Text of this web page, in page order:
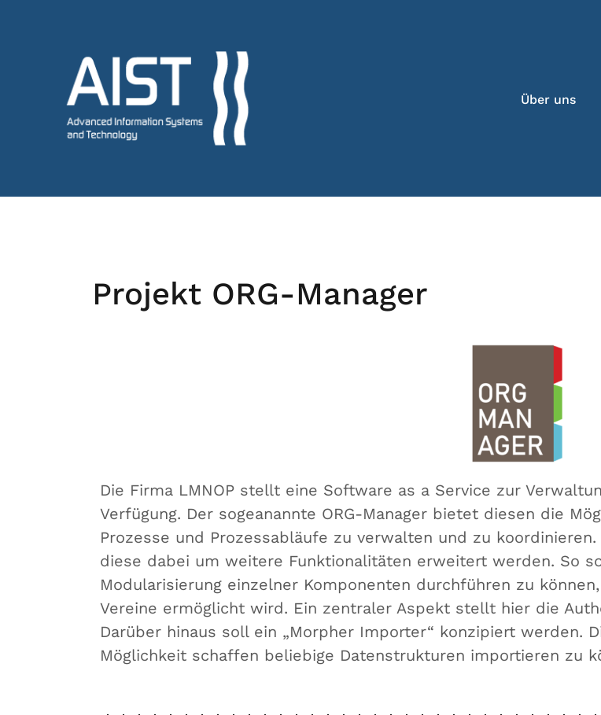
Über uns
Projekt ORG-Manager
Die Firma LMNOP stellt eine Software as a Service zur
Verfügung. Der sogeanannte ORG-Manager bietet diesen die
Prozesse und Prozessabläufe zu verwalten und zu
diese dabei um weitere Funktionalitäten erweitert werden. So
Modularisierung einzelner Komponenten durchführen zu
Vereine ermöglicht wird. Ein zentraler Aspekt stellt hier die
Darüber hinaus soll ein „Morpher Importer“ konzipiert werden.
Möglichkeit schaffen beliebige Datenstrukturen importieren zu